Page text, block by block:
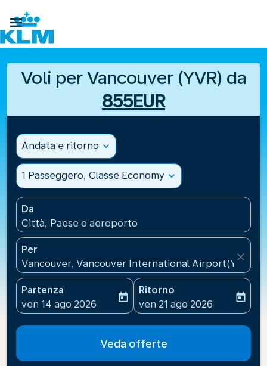

Voli per Vancouver (YVR) da
855EUR
Andata e ritorno expand_more
1 Passeggero, Classe Economy expand_more
Da
Città, Paese o aeroporto
Per
Vancouver, Vancouver International Airport(YVR),
close
Partenza
fc-booking-departure-date-aria-label
ven 14 ago 2026
today
Ritorno
fc-booking-return-date-
ven 21 ago 2026
today
Veda offerte